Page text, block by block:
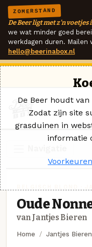
ZOMERSTAND
De Beer ligt met z'n voetjes
we wat minder goed
werkdagen duren.
hello@beerinabox.nl
Oude
van Jantjes Bieren
Home Jantjes Bieren
De Beer houdt
Zodat zijn site
grasduinen in
informatie
Voorkeuren